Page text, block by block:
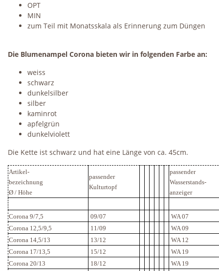
OPT
MIN
zum Teil mit Monatsskala als Erinnerung zum Düngen
Die Blumenampel Corona bieten wir in folgenden Farbe an:
weiss
schwarz
dunkelsilber
silber
kaminrot
apfelgrün
dunkelviolett
Die Kette ist schwarz und hat eine Länge von ca. 45cm.
Artikel-
bezeichnung
Ø / Höhe
passender
Kulturtopf
passender
Wasserstands-
anzeiger
Corona 9/7,5 09/07
WA 07
Corona 12,5/9,5
11/09
WA 09
Corona 14,5/13
13/12
WA 12
Corona 17/13,5
15/12
WA 19
Corona 20/13
18/12
WA 19